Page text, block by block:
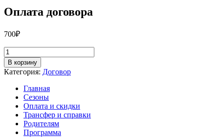
Оплата договора
700₽
Количество
товара
Оплата
договора
В корзину
Категория: Договор
Главная
Сезоны
Оплата и скидки
Трансфер и справки
Родителям
Программа